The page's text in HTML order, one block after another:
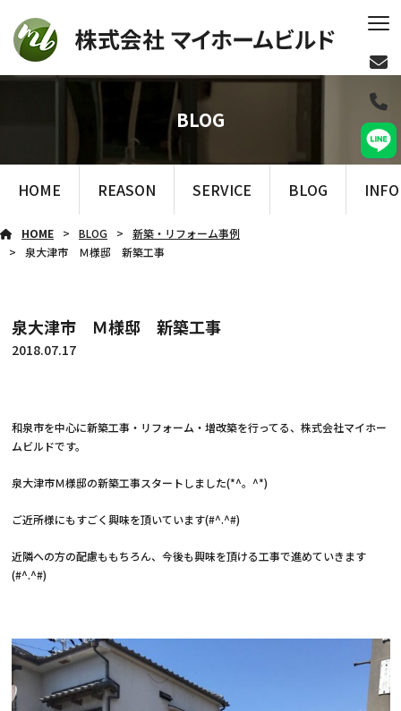
BLOG
HOME REASON SERVICE BLOG
HOME BLOG
新築・リフォーム事例
泉大津市 Ｍ様邸 新築工事
泉大津市 Ｍ様邸 新築工事
2018.07.17
和泉市を中心に新築工事・リフォーム・増改築を行ってる、株式会社マイホー
ムビルドです。
泉大津市Ｍ様邸の新築工事スタートしました(*^。^*)
ご近所様にもすごく興味を頂いています(#^.^#)
近隣への方の配慮ももちろん、今後も興味を頂ける工事で進めていきます
(#^.^#)